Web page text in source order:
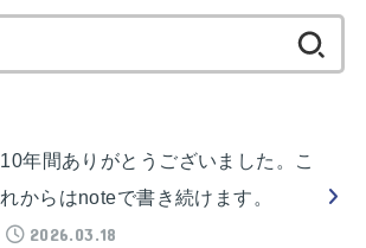
索:
10年間ありがとうございました。こ
れからはnoteで書き続けます。
2026.03.18